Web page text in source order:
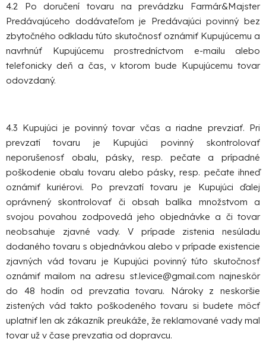
4.2 Po doručení tovaru na prevádzku Farmár&Majster
Predávajúceho dodávateľom je Predávajúci povinný bez
zbytočného odkladu túto skutočnosť oznámiť Kupujúcemu a
navrhnúť Kupujúcemu prostredníctvom e-mailu alebo
telefonicky deň a čas, v ktorom bude Kupujúcemu tovar
odovzdaný.
4.3 Kupujúci je povinný tovar včas a riadne prevziať. Pri
prevzatí tovaru je Kupujúci povinný skontrolovať
neporušenosť obalu, pásky, resp. pečate a prípadné
poškodenie obalu tovaru alebo pásky, resp. pečate ihneď
oznámiť kuriérovi. Po prevzatí tovaru je Kupujúci ďalej
oprávnený skontrolovať či obsah balíka množstvom a
svojou povahou zodpovedá jeho objednávke a či tovar
neobsahuje zjavné vady. V prípade zistenia nesúladu
dodaného tovaru s objednávkou alebo v prípade existencie
zjavných vád tovaru je Kupujúci povinný túto skutočnosť
oznámiť mailom na adresu st.levice@gmail.com najneskôr
do 48 hodín od prevzatia tovaru. Nároky z neskoršie
zistených vád takto poškodeného tovaru si budete môcť
uplatniť len ak zákazník preukáže, že reklamované vady mal
tovar už v čase prevzatia od dopravcu.